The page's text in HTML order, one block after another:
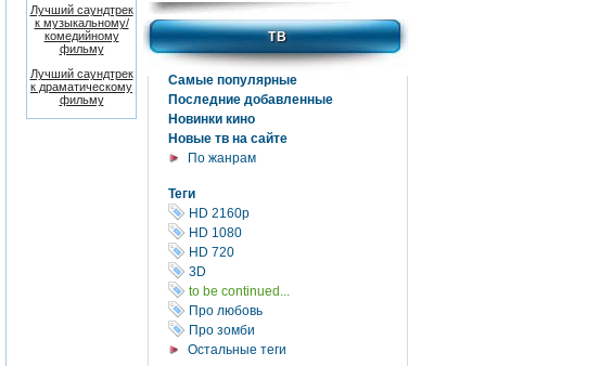
ТВ
Самые популярные
Последние добавленные
Новинки кино
Новые тв на сайте
По жанрам
Теги
HD 2160р
HD 1080
HD 720
3D
to be continued...
Про любовь
Про зомби
Остальные теги
Лучший саундтрек
к музыкальному/
комедийному
фильму
Лучший саундтрек
к драматическому
фильму